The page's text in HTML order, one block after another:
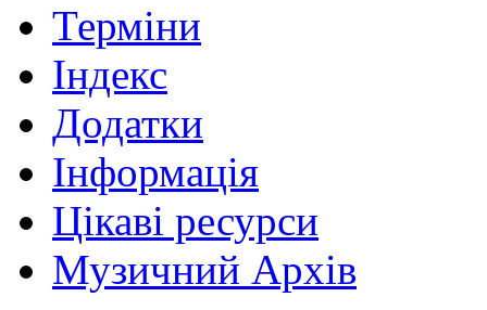
Терміни
Індекс
Додатки
Інформація
Цікаві ресурси
Музичний Архів